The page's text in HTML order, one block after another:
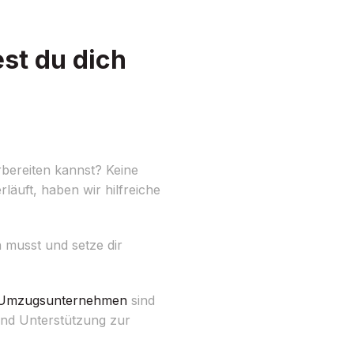
du dich
kannst? Keine
haben wir hilfreiche
und setze dir
sind
Unterstützung zur